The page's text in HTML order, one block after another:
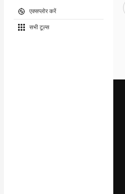
एक्सप्लोर करें
सभी टूल्‍स